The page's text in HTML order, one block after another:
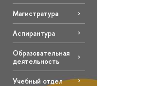
Магистратура
Аспирантура
Образовательная
деятельность
Учебный отдел